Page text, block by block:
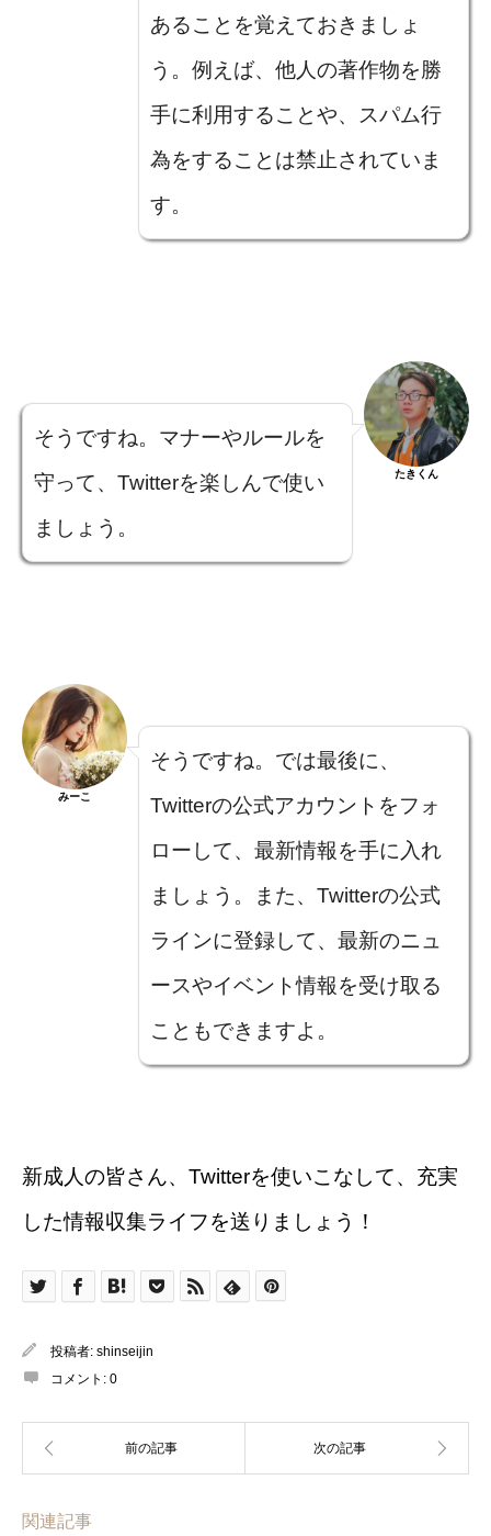
あることを覚えておきましょ
う。例えば、他人の著作物を勝
手に利用することや、スパム行
為をすることは禁止されていま
す。
そうですね。マナーやルールを
守って、Twitterを楽しんで使い
ましょう。
たきくん
みーこ
そうですね。では最後に、
Twitterの公式アカウントをフォ
ローして、最新情報を手に入れ
ましょう。また、Twitterの公式
ラインに登録して、最新のニュ
ースやイベント情報を受け取る
こともできますよ。
新成人の皆さん、Twitterを使いこなして、充実
した情報収集ライフを送りましょう！
投稿者: shinseijin
コメント: 0
関連記事